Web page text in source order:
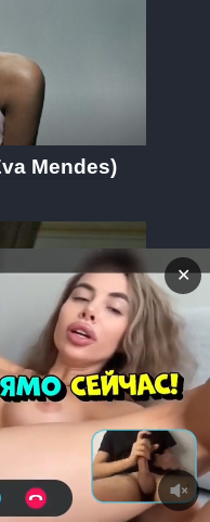
Mendes)
Muti)
✕